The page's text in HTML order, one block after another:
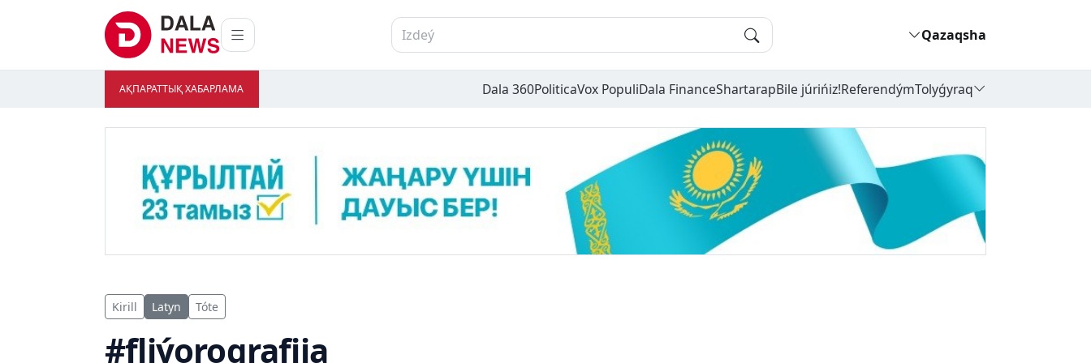
Qazaqsha
АҚПАРАТТЫҚ ХАБАРЛАМА Dala 360PoliticaVox PopuliDala FinanceShartarapBile júrińiz!ReferendýmTolyǵyraq
Kirill Latyn Tóte
#fliýorografiia